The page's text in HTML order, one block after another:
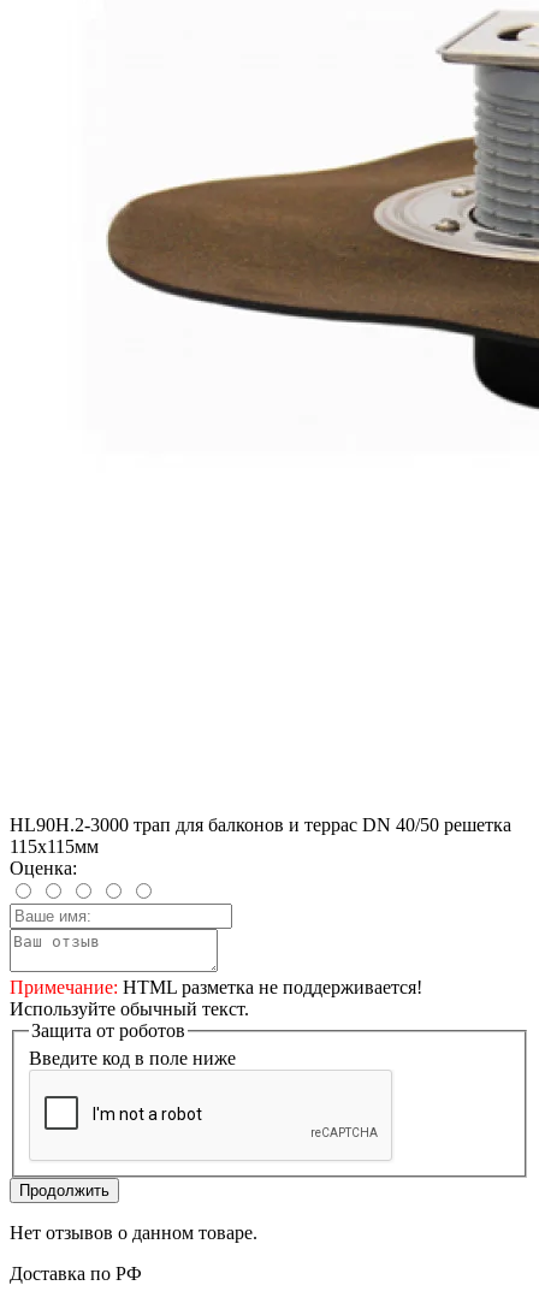
HL90H.2-3000 трап для балконов и террас DN 40/50 решетка
115х115мм
Оценка:
Примечание: HTML разметка не поддерживается!
Используйте обычный текст.
Защита от роботов
Введите код в поле ниже
Продолжить
Нет отзывов о данном товаре.
Доставка по РФ